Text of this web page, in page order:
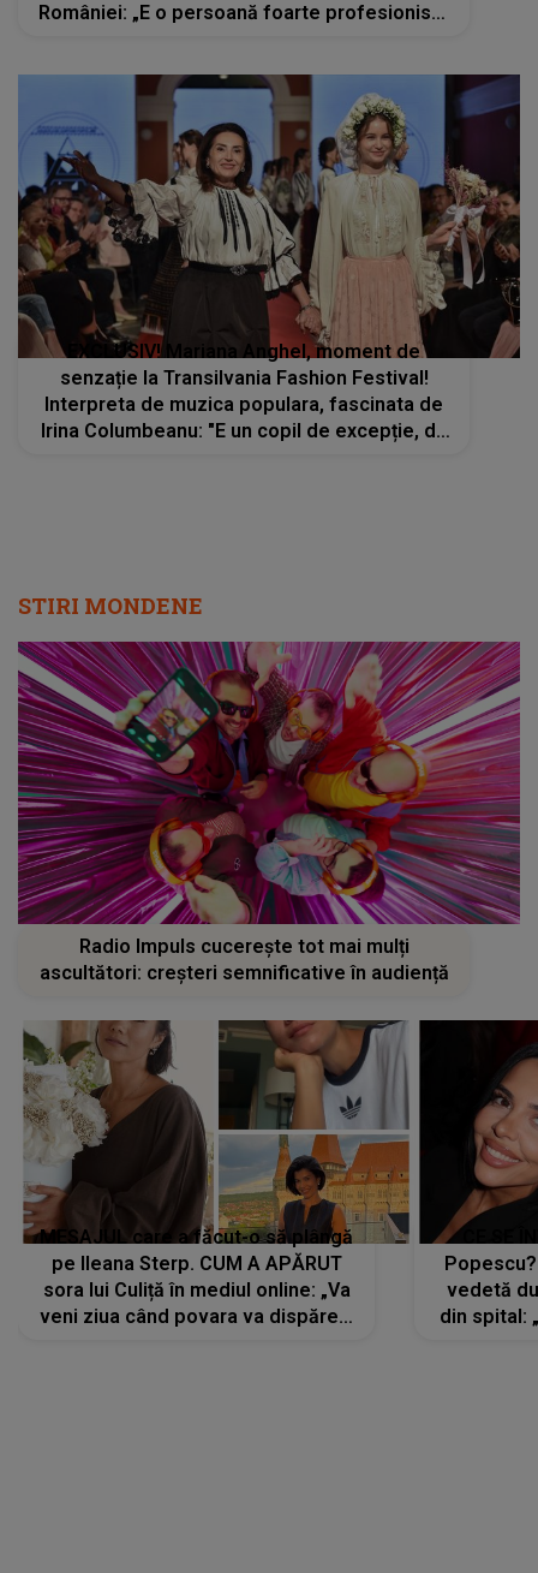
României: „E o persoană foarte profesionistă
EXCLUSIV! Mariana Anghel, moment de
senzație la Transilvania Fashion Festival!
Interpreta de muzica populara, fascinata de
Irina Columbeanu: "E un copil de excepție, de
STIRI MONDENE
Radio Impuls cucerește tot mai mulți
ascultători: creșteri semnificative în audiență
MESAJUL care a făcut-o să plângă
pe Ileana Sterp. CUM A APĂRUT
sora lui Culiță în mediul online: „Va
veni ziua când povara va dispărea,
vedetă
din spital: